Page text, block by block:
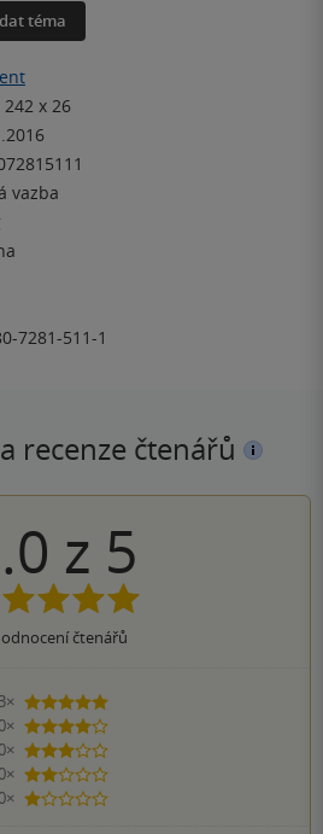
téma
242 x 26
vazba
7281-511-1
recenze čtenářů
z 5
čtenářů
3×
5 hvězdiček
0×
4 hvězdičky
0×
3 hvězdičky
0×
2 hvězdičky
0×
1 hvezdička